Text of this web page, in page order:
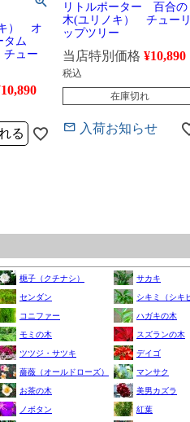
） オ
タム
チュー
10,890
る
リトルポーター 百合の
木(ユリノキ） チューリ
ップツリー
当店特別価格 ¥10,890
税込
在庫切れ
入荷お知らせ